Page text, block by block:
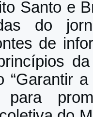
Santo e
do
de
“Garantir
para